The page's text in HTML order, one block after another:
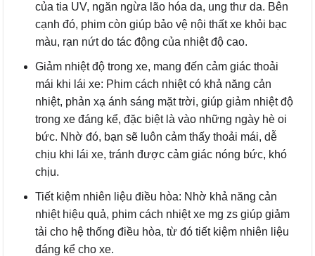
của tia UV, ngăn ngừa lão hóa da, ung thư da. Bên
cạnh đó, phim còn giúp bảo vệ nội thất xe khỏi bạc
màu, rạn nứt do tác động của nhiệt độ cao.
Giảm nhiệt độ trong xe, mang đến cảm giác thoải
mái khi lái xe: Phim cách nhiệt có khả năng cản
nhiệt, phản xạ ánh sáng mặt trời, giúp giảm nhiệt độ
trong xe đáng kể, đặc biệt là vào những ngày hè oi
bức. Nhờ đó, bạn sẽ luôn cảm thấy thoải mái, dễ
chịu khi lái xe, tránh được cảm giác nóng bức, khó
chịu.
Tiết kiệm nhiên liệu điều hòa: Nhờ khả năng cản
nhiệt hiệu quả, phim cách nhiệt xe mg zs giúp giảm
tải cho hệ thống điều hòa, từ đó tiết kiệm nhiên liệu
đáng kể cho xe.